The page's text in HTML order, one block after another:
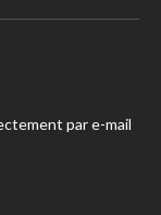
par e-mail